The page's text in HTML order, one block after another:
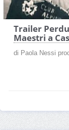
Trailer
Maestri a
di Paola Nessi